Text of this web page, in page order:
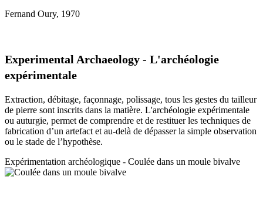
Fernand Oury, 1970
Experimental Archaeology - L'archéologie
expérimentale
Extraction, débitage, façonnage, polissage, tous les gestes du tailleur
de pierre sont inscrits dans la matière. L'archéologie expérimentale
ou auturgie, permet de comprendre et de restituer les techniques de
fabrication d’un artefact et au-delà de dépasser la simple observation
ou le stade de l’hypothèse.
Expérimentation archéologique - Coulée dans un moule bivalve